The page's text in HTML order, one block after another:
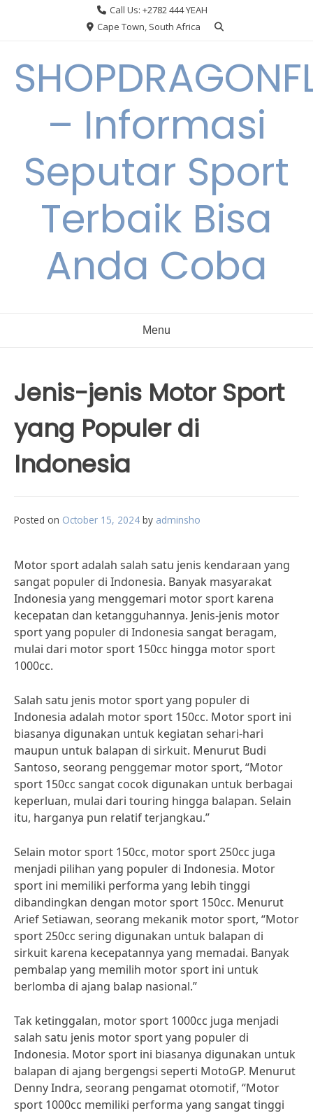
Call Us: +2782 444 YEAH
Cape Town, South Africa
– Informasi
Seputar Sport
Terbaik Bisa
Anda Coba
Menu
Jenis-jenis Motor Sport
yang Populer di
Indonesia
Posted on October 15, 2024 by adminsho
Motor sport adalah salah satu jenis kendaraan yang
sangat populer di Indonesia. Banyak masyarakat
Indonesia yang menggemari motor sport karena
kecepatan dan ketangguhannya. Jenis-jenis motor
sport yang populer di Indonesia sangat beragam,
mulai dari motor sport 150cc hingga motor sport
1000cc.
Salah satu jenis motor sport yang populer di
Indonesia adalah motor sport 150cc. Motor sport ini
biasanya digunakan untuk kegiatan sehari-hari
maupun untuk balapan di sirkuit. Menurut Budi
Santoso, seorang penggemar motor sport, “Motor
sport 150cc sangat cocok digunakan untuk berbagai
keperluan, mulai dari touring hingga balapan. Selain
itu, harganya pun relatif terjangkau.”
Selain motor sport 150cc, motor sport 250cc juga
menjadi pilihan yang populer di Indonesia. Motor
sport ini memiliki performa yang lebih tinggi
dibandingkan dengan motor sport 150cc. Menurut
Arief Setiawan, seorang mekanik motor sport, “Motor
sport 250cc sering digunakan untuk balapan di
sirkuit karena kecepatannya yang memadai. Banyak
pembalap yang memilih motor sport ini untuk
berlomba di ajang balap nasional.”
Tak ketinggalan, motor sport 1000cc juga menjadi
salah satu jenis motor sport yang populer di
Indonesia. Motor sport ini biasanya digunakan untuk
balapan di ajang bergengsi seperti MotoGP. Menurut
Denny Indra, seorang pengamat otomotif, “Motor
sport 1000cc memiliki performa yang sangat tinggi